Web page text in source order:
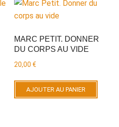
MARC PETIT. DONNER
DU CORPS AU VIDE
20,00€
AJOUTER AU PANIER